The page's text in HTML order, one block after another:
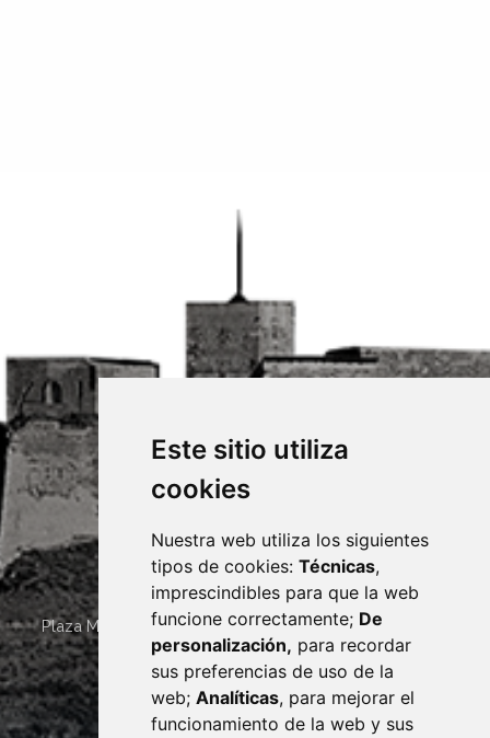
Este sitio utiliza
cookies
Nuestra web utiliza los siguientes
tipos de cookies: Técnicas,
imprescindibles para que la web
funcione correctamente; De
personalización, para recordar
sus preferencias de uso de la
web; Analíticas, para mejorar el
funcionamiento de la web y sus
Plaza Mayor 4 22400 MONZÓN - ARAGÓN (ESPAÑA)
· (34) 974 400 700 ·
sac@monzon.es
monzon.es